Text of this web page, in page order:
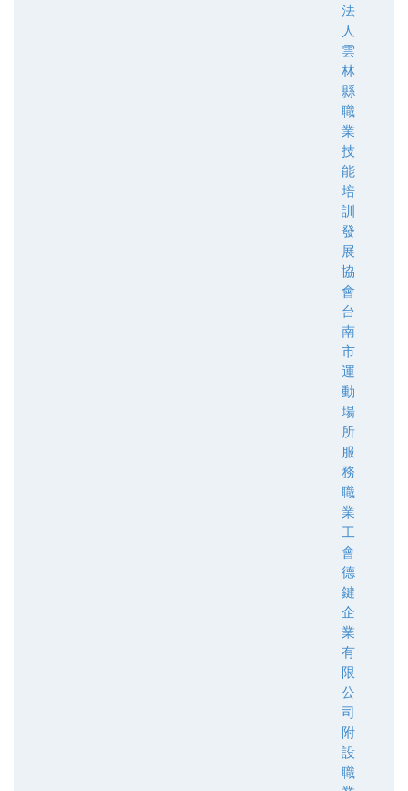
法
人
雲
林
縣
職
業
技
能
培
訓
發
展
協
會
台
南
市
運
動
場
所
服
務
職
業
工
會
德
鍵
企
業
有
限
公
司
附
設
職